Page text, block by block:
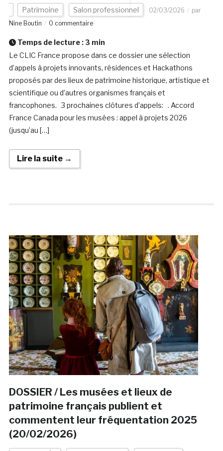
Patrimoine Salon professionnel 02/03/2026
par
Nine Boutin
0 commentaire
Temps de lecture : 3 min
Le CLIC France propose dans ce dossier une sélection
d’appels à projets innovants, résidences et Hackathons
proposés par des lieux de patrimoine historique, artistique et
scientifique ou d’autres organismes français et
francophones. 3 prochaines clôtures d’appels: . Accord
France Canada pour les musées : appel à projets 2026
(jusqu’au […]
Lire la suite →
DOSSIER / Les musées et lieux de
patrimoine français publient et
commentent leur fréquentation 2025
(20/02/2026)